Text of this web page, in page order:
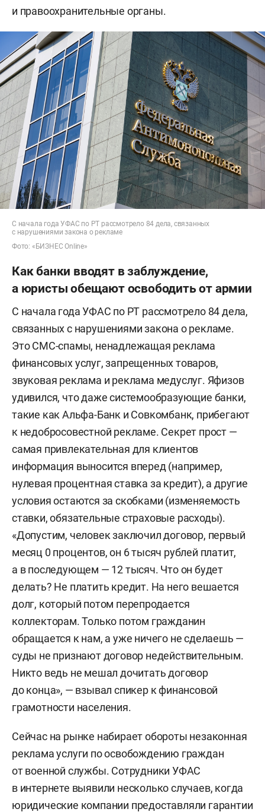
и правоохранительные органы.
С начала года УФАС по РТ рассмотрело 84 дела, связанных
с нарушениями закона о рекламе
Фото: «БИЗНЕС Online»
Как банки вводят в заблуждение,
а юристы обещают освободить от армии
С начала года УФАС по РТ рассмотрело 84 дела,
связанных с нарушениями закона о рекламе.
Это СМС-спамы, ненадлежащая реклама
финансовых услуг, запрещенных товаров,
звуковая реклама и реклама медуслуг. Яфизов
удивился, что даже системообразующие банки,
такие как Альфа-Банк и Совкомбанк, прибегают
к недобросовестной рекламе. Секрет прост —
самая привлекательная для клиентов
информация выносится вперед (например,
нулевая процентная ставка за кредит), а другие
условия остаются за скобками (изменяемость
ставки, обязательные страховые расходы).
«Допустим, человек заключил договор, первый
месяц 0 процентов, он 6 тысяч рублей платит,
а в последующем — 12 тысяч. Что он будет
делать? Не платить кредит. На него вешается
долг, который потом перепродается
коллекторам. Только потом гражданин
обращается к нам, а уже ничего не сделаешь —
суды не признают договор недействительным.
Никто ведь не мешал дочитать договор
до конца», — взывал спикер к финансовой
грамотности населения.
Сейчас на рынке набирает обороты незаконная
реклама услуги по освобождению граждан
от военной службы. Сотрудники УФАС
в интернете выявили несколько случаев, когда
юридические компании предоставляли гарантии